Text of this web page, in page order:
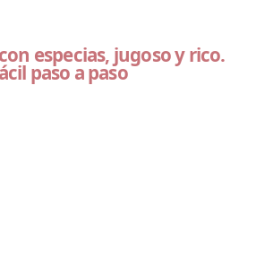
especias, jugoso y rico.
paso a paso